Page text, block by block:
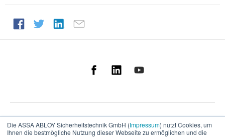
Die ASSA ABLOY Sicherheitstechnik GmbH (Impressum) nutzt Cookies, um
Ihnen die bestmögliche Nutzung dieser Webseite zu ermöglichen und die